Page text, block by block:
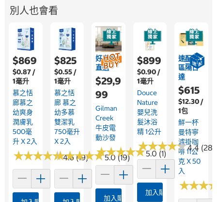
別人也會看
$869
$0.87 /
1毫升
慕之恬
廊慕之
幼爽身
潤膚乳
500毫
升 X 2入
★★★★★
★★★★★4.6 (19)
$825
$0.55 /
1毫升
慕之恬
廊 慕之
幼多慕
雙潔乳
750毫升
X 2入
★★★★★
★★★★★5.0 (19)
好市多
直送
$29,9
99
Gilman
Creek
牛皮電
動沙發
★★★★★
★★★★★5.0 (1)
加入購物車
$899
$0.90 /
1毫升
Douce
Nature
嬰兒洗
髮沐浴
精 1公升
★★★★★
★★★★★4.4 (28)
加入購物車
速配限
區隔日
達
$615
$12.30 /
1包
鮮一杯
曼特寧
濾掛咖
啡 11公
克 X 50
入
★★★
★★★